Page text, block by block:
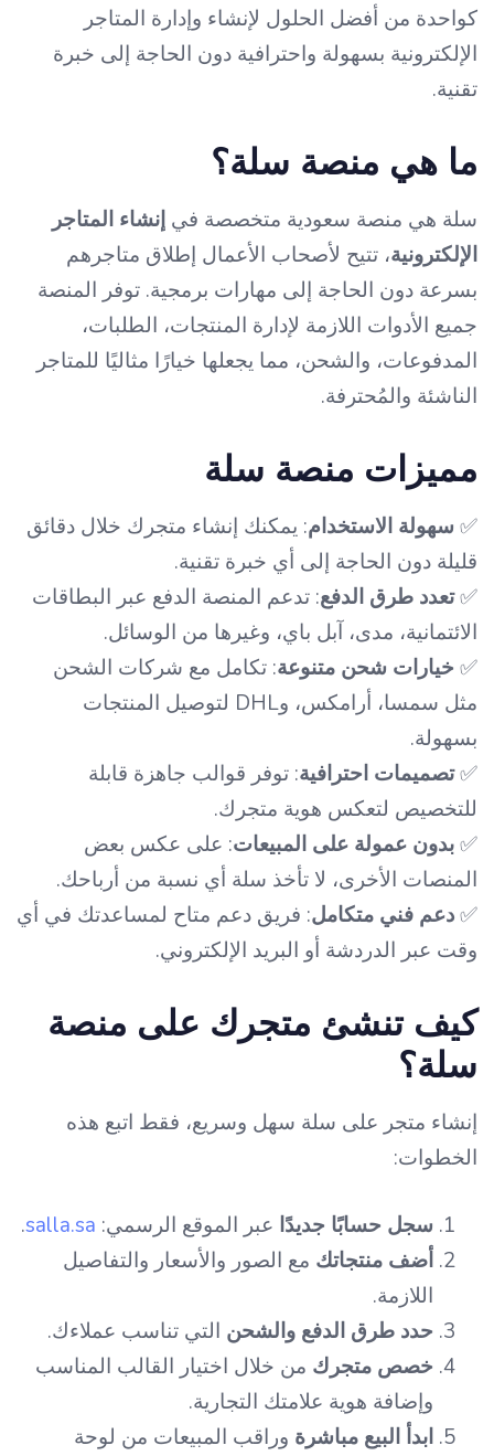
كواحدة من أفضل الحلول لإنشاء وإدارة المتاجر
الإلكترونية بسهولة واحترافية دون الحاجة إلى خبرة
تقنية.
ما هي منصة سلة؟
سلة هي منصة سعودية متخصصة في إنشاء المتاجر
الإلكترونية، تتيح لأصحاب الأعمال إطلاق متاجرهم
بسرعة دون الحاجة إلى مهارات برمجية. توفر المنصة
جميع الأدوات اللازمة لإدارة المنتجات، الطلبات،
المدفوعات، والشحن، مما يجعلها خيارًا مثاليًا للمتاجر
الناشئة والمُحترفة.
مميزات منصة سلة
✅ سهولة الاستخدام: يمكنك إنشاء متجرك خلال دقائق
قليلة دون الحاجة إلى أي خبرة تقنية.
✅تعدد طرق الدفع: تدعم المنصة الدفع عبر البطاقات
الائتمانية، مدى، آبل باي، وغيرها من الوسائل.
✅ خيارات شحن متنوعة: تكامل مع شركات الشحن
مثل سمسا، أرامكس، وDHL لتوصيل المنتجات
بسهولة.
✅تصميمات احترافية: توفر قوالب جاهزة قابلة
للتخصيص لتعكس هوية متجرك.
✅بدون عمولة على المبيعات: على عكس بعض
المنصات الأخرى، لا تأخذ سلة أي نسبة من أرباحك.
✅دعم فني متكامل: فريق دعم متاح لمساعدتك في أي
وقت عبر الدردشة أو البريد الإلكتروني.
كيف تنشئ متجرك على منصة
سلة؟
إنشاء متجر على سلة سهل وسريع، فقط اتبع هذه
الخطوات:
سجل حسابًا جديدًا عبر الموقع الرسمي: salla.sa
.
أضف منتجاتك مع الصور والأسعار والتفاصيل
اللازمة.
حدد طرق الدفع والشحن التي تناسب عملاءك.
خصص متجرك من خلال اختيار القالب المناسب
وإضافة هوية علامتك التجارية.
ابدأ البيع مباشرة وراقب المبيعات من لوحة